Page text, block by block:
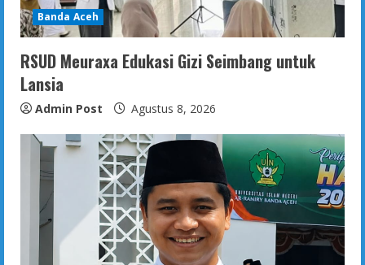
Banda Aceh
RSUD Meuraxa Edukasi Gizi Seimbang untuk
Lansia
Admin Post Agustus 8, 2026